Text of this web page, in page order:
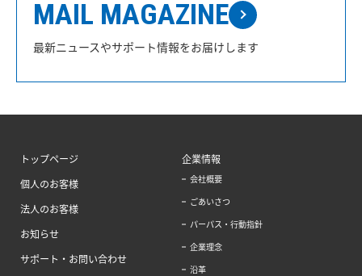
MAIL MAGAZINE
最新ニュースやサポート情報をお届けします
トップページ
個人のお客様
法人のお客様
お知らせ
サポート・お問い合わせ
企業情報
会社概要
ごあいさつ
パーパス・行動指針
企業理念
沿革